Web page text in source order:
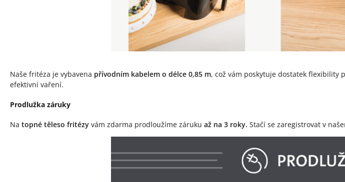
Naše fritéza je vybavena přívodním kabelem o délce 0,85 m, což vám poskytuje dostatek flexibility
efektivní vaření.
Prodlužka záruky
Na topné těleso fritézy vám zdarma prodloužíme záruku až na 3 roky. Stačí se zaregistrovat v